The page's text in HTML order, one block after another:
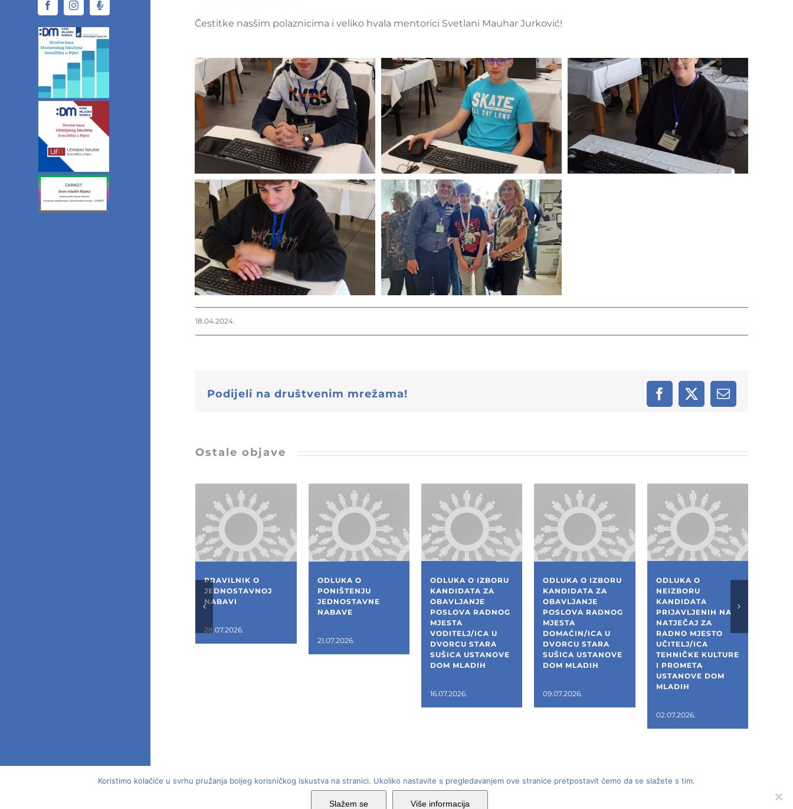
FacebookInstagramDom
mladih
Radio
Čestitke nasšim polaznicima i veliko hvala mentorici Svetlani Mauhar Jurković!
18.04.2024.
Podijeli na društvenim mrežama! Facebook
X Email:
Ostale objave
PRAVILNIK O
JEDNOSTAVNOJ
NABAVI
28.07.2026.
ODLUKA O
PONIŠTENJU
JEDNOSTAVNE
NABAVE
21.07.2026.
ODLUKA O IZBORU
KANDIDATA ZA
OBAVLJANJE
POSLOVA RADNOG
MJESTA
VODITELJ/ICA U
DVORCU STARA
SUŠICA USTANOVE
DOM MLADIH
16.07.2026.
ODLUKA O IZBORU
KANDIDATA ZA
OBAVLJANJE
POSLOVA RADNOG
MJESTA
DOMAĆIN/ICA U
DVORCU STARA
SUŠICA USTANOVE
DOM MLADIH
09.07.2026.
ODLUKA O
NEIZBORU
KANDIDATA
PRIJAVLJENIH NA
NATJEČAJ ZA
RADNO MJESTO
UČITELJ/ICA
TEHNIČKE KULTURE
I PROMETA
USTANOVE DOM
MLADIH
02.07.2026.
2026 | Dom mladih - Laginjina 15, Rijeka, OIB: 62799759990 | Sva prava pridržana | Dizajn:
Koristimo kolačiće u svrhu pružanja boljeg korisničkog iskustva na stranici. Ukoliko nastavite s pregledavanjem ove stranice pretpostavit ćemo da se slažete s tim.
Slažem se Više informacija